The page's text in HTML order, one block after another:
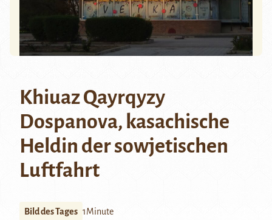
Khiuaz Qayrqyzy
Dospanova, kasachische
Heldin der sowjetischen
Luftfahrt
Bild des Tages 1Minute